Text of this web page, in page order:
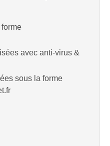
avec anti-virus &
sous la forme